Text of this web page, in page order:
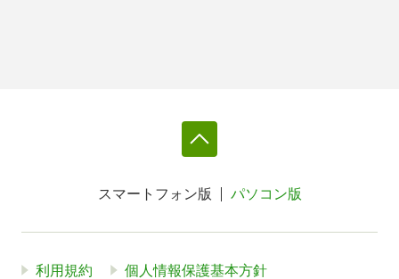
スマートフォン版 パソコン版
利用規約 個人情報保護基本方針